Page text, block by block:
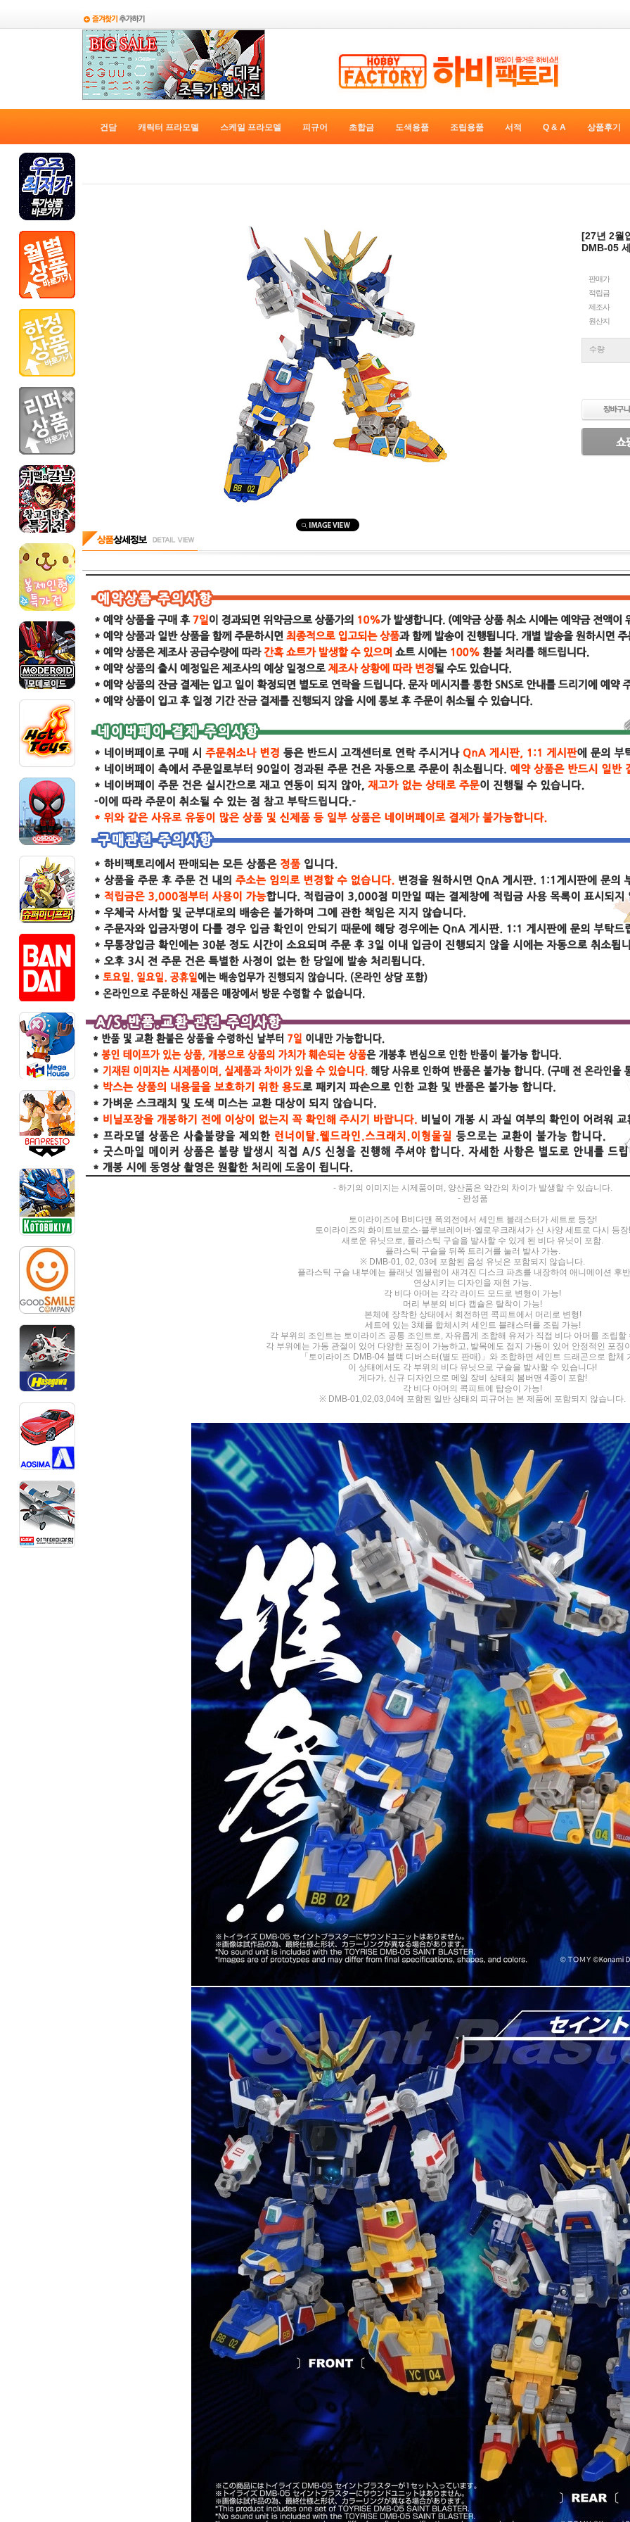
건담 캐릭터 프라모델 스케일 프라모델 피규어 초합금 도색용품 조립용품 서적 Q & A 상품후기
[27년 2월
DMB-05
판매가
적립금
제조사
원산지
수량
- 하기의 이미지는 시제품이며, 양산품은 약간의 차이가 발생할 수 있습니다.
- 완성품
토이라이즈에 B비다맨 폭외전에서 세인트 블래스터가 세트로 등장!
토이라이즈의 화이트브로스·블루브레이버·옐로우크래셔가 신 사양 세트로 다시 등장!
새로운 유닛으로, 플라스틱 구슬을 발사할 수 있게 된 비다 유닛이 포함.
플라스틱 구슬을 뒤쪽 트리거를 눌러 발사 가능.
※ DMB-01, 02, 03에 포함된 음성 유닛은 포함되지 않습니다.
플라스틱 구슬 내부에는 플래닛 엠블럼이 새겨진 디스크 파츠를 내장하여 애니메이션 후
연상시키는 디자인을 재현 가능.
각 비다 아머는 각각 라이드 모드로 변형이 가능!
머리 부분의 비다 캡슐은 탈착이 가능!
본체에 장착한 상태에서 회전하면 콕피트에서 머리로 변형!
세트에 있는 3체를 합체시켜 세인트 블래스터를 조립 가능!
각 부위의 조인트는 토이라이즈 공통 조인트로, 자유롭게 조합해 유저가 직접 비다 아머를 조립할
각 부위에는 가동 관절이 있어 다양한 포징이 가능하고, 발목에도 접지 가동이 있어 안정적인 포징
「토이라이즈 DMB-04 블랙 디버스터(별도 판매)」와 조합하면 세인트 드래곤으로 합체
이 상태에서도 각 부위의 비다 유닛으로 구슬을 발사할 수 있습니다!
게다가, 신규 디자인으로 메일 장비 상태의 봄버맨 4종이 포함!
각 비다 아머의 콕피트에 탑승이 가능!
※ DMB-01,02,03,04에 포함된 일반 상태의 피규어는 본 제품에 포함되지 않습니다.